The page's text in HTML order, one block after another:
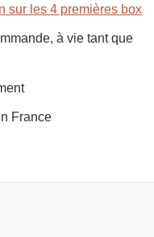
sur les 4 premières box
à vie tant que
France